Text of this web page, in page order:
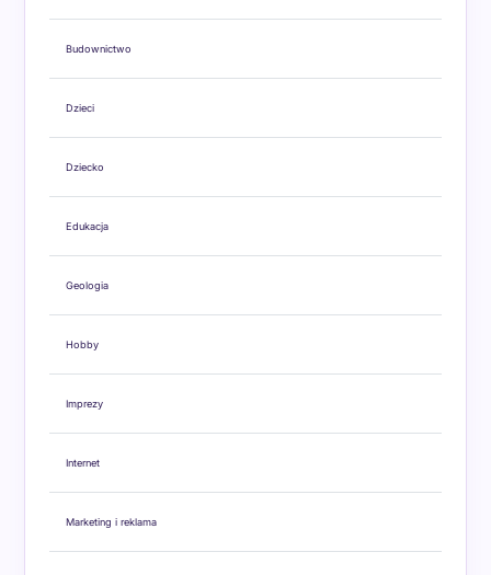
Budownictwo
Dzieci
Dziecko
Edukacja
Geologia
Hobby
Imprezy
Internet
Marketing i reklama